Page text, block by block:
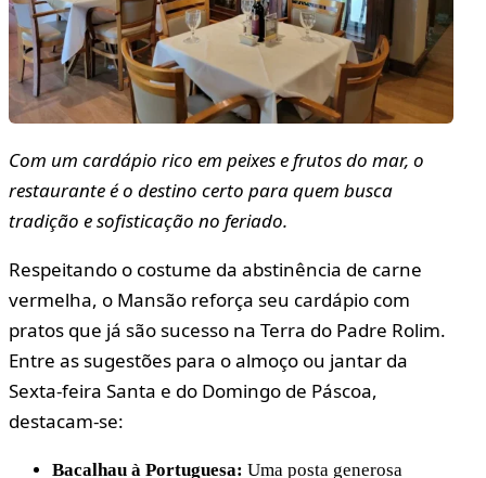
Com um cardápio rico em peixes e frutos do mar, o
restaurante é o destino certo para quem busca
tradição e sofisticação no feriado.
​Respeitando o costume da abstinência de carne
vermelha, o Mansão reforça seu cardápio com
pratos que já são sucesso na Terra do Padre Rolim.
Entre as sugestões para o almoço ou jantar da
Sexta-feira Santa e do Domingo de Páscoa,
destacam-se:
Bacalhau à Portuguesa: Uma posta generosa